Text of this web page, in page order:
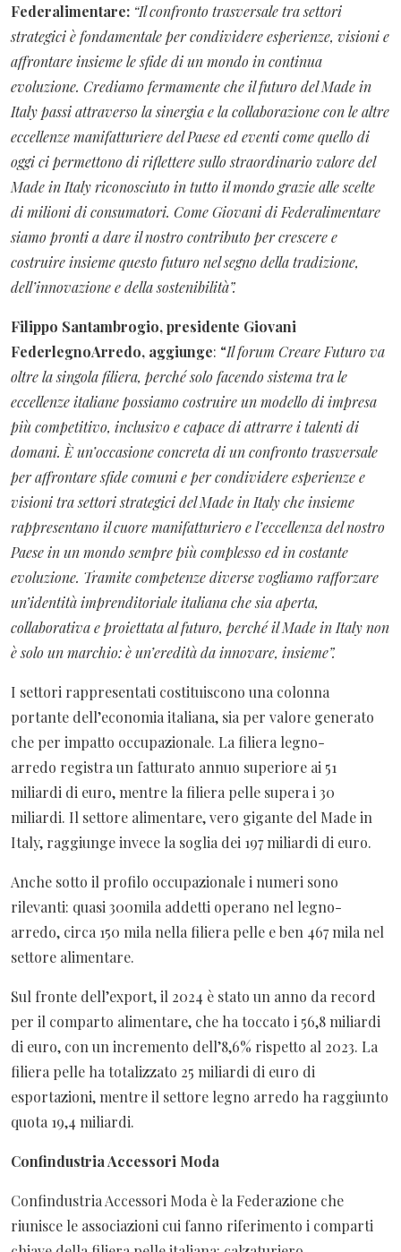
Federalimentare: “Il confronto trasversale tra settori
strategici è fondamentale per condividere esperienze, visioni e
affrontare insieme le sfide di un mondo in continua
evoluzione. Crediamo fermamente che il futuro del Made in
Italy passi attraverso la sinergia e la collaborazione con le altre
eccellenze manifatturiere del Paese ed eventi come quello di
oggi ci permettono di riflettere sullo straordinario valore del
Made in Italy riconosciuto in tutto il mondo grazie alle scelte
di milioni di consumatori. Come Giovani di Federalimentare
siamo pronti a dare il nostro contributo per crescere e
costruire insieme questo futuro nel segno della tradizione,
dell’innovazione e della sostenibilità”.
Filippo Santambrogio, presidente Giovani
FederlegnoArredo, aggiunge: “Il forum Creare Futuro va
oltre la singola filiera, perché solo facendo sistema tra le
eccellenze italiane possiamo costruire un modello di impresa
più competitivo, inclusivo e capace di attrarre i talenti di
domani. È un’occasione concreta di un confronto trasversale
per affrontare sfide comuni e per condividere esperienze e
visioni tra settori strategici del Made in Italy che insieme
rappresentano il cuore manifatturiero e l’eccellenza del nostro
Paese in un mondo sempre più complesso ed in costante
evoluzione. Tramite competenze diverse vogliamo rafforzare
un’identità imprenditoriale italiana che sia aperta,
collaborativa e proiettata al futuro, perché il Made in Italy non
è solo un marchio: è un’eredità da innovare, insieme”.
I settori rappresentati costituiscono una colonna
portante dell’economia italiana, sia per valore generato
che per impatto occupazionale. La filiera legno-
arredo registra un fatturato annuo superiore ai 51
miliardi di euro, mentre la filiera pelle supera i 30
miliardi. Il settore alimentare, vero gigante del Made in
Italy, raggiunge invece la soglia dei 197 miliardi di euro.
Anche sotto il profilo occupazionale i numeri sono
rilevanti: quasi 300mila addetti operano nel legno-
arredo, circa 150 mila nella filiera pelle e ben 467 mila nel
settore alimentare.
Sul fronte dell’export, il 2024 è stato un anno da record
per il comparto alimentare, che ha toccato i 56,8 miliardi
di euro, con un incremento dell’8,6% rispetto al 2023. La
filiera pelle ha totalizzato 25 miliardi di euro di
esportazioni, mentre il settore legno arredo ha raggiunto
quota 19,4 miliardi.
Confindustria Accessori Moda
Confindustria Accessori Moda è la Federazione che
riunisce le associazioni cui fanno riferimento i comparti